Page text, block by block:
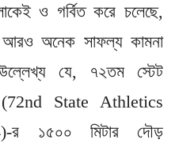
ও গর্বিত করে চলেছে,
অনেক সাফল্য কামনা
যে, ৭২তম স্টেট
(72nd State Athletics
র ১৫০০ মিটার দৌড়